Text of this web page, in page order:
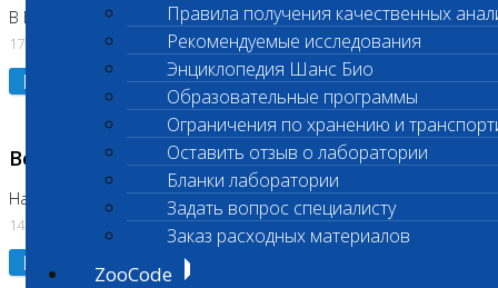
Правила получения качественных
Рекомендуемые исследования
Энциклопедия Шанс Био
Образовательные программы
Ограничения по хранению и
Оставить отзыв о лаборатории
Бланки лаборатории
Задать вопрос специалисту
Заказ расходных материалов
ZooCode
В Бутово
17.07.2026
Подробнее
Возобновлено выполнение исследования
На Нагорной (Код 961, 962)
14.07.2026
Подробнее